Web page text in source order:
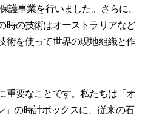
護事業を行いました。さらに、
時の技術はオーストラリアなど
術を使って世界の現地組織と作
重要なことです。私たちは「オ
」の時計ボックスに、従来の石